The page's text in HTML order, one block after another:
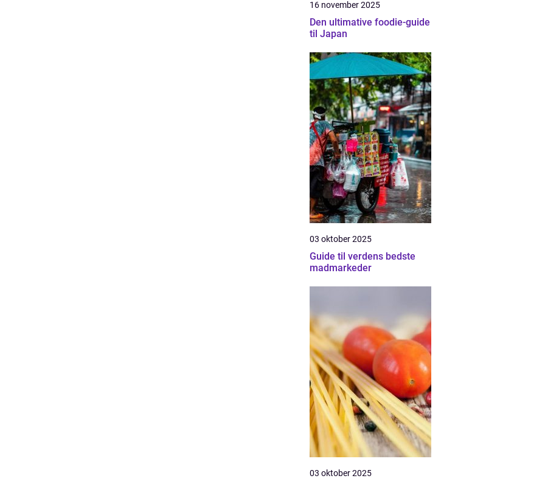
16 november 2025
Den ultimative foodie-guide
til Japan
03 oktober 2025
Guide til verdens bedste
madmarkeder
03 oktober 2025